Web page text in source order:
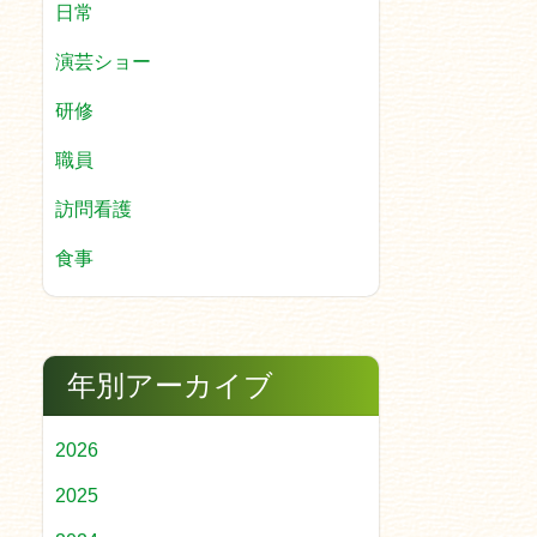
日常
演芸ショー
研修
職員
訪問看護
食事
年別アーカイブ
2026
2025